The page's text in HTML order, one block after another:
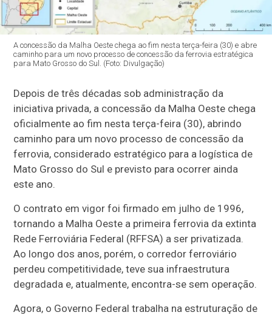
A concessão da Malha Oeste chega ao fim nesta terça-feira (30) e abre
caminho para um novo processo de concessão da ferrovia estratégica
para Mato Grosso do Sul. (Foto: Divulgação)
Depois de três décadas sob administração da
iniciativa privada, a concessão da Malha Oeste chega
oficialmente ao fim nesta terça-feira (30), abrindo
caminho para um novo processo de concessão da
ferrovia, considerado estratégico para a logística de
Mato Grosso do Sul e previsto para ocorrer ainda
este ano.
O contrato em vigor foi firmado em julho de 1996,
tornando a Malha Oeste a primeira ferrovia da extinta
Rede Ferroviária Federal (RFFSA) a ser privatizada.
Ao longo dos anos, porém, o corredor ferroviário
perdeu competitividade, teve sua infraestrutura
degradada e, atualmente, encontra-se sem operação.
Agora, o Governo Federal trabalha na estruturação de